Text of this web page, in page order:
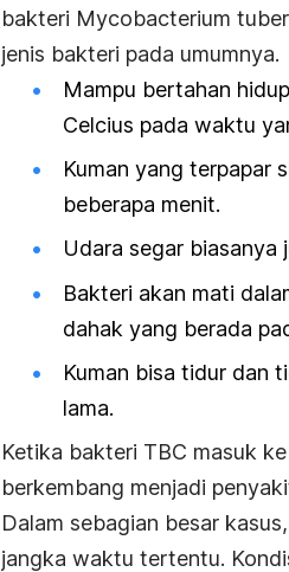
bakteri Mycobacterium
jenis bakteri pada umumnya.
Mampu bertahan
Celcius pada waktu
Kuman yang terpapar
beberapa menit.
Udara segar
Bakteri akan mati
dahak yang berada
Kuman bisa tidur dan
lama.
Ketika bakteri TBC masuk
berkembang menjadi
Dalam sebagian besar
jangka waktu tertentu.